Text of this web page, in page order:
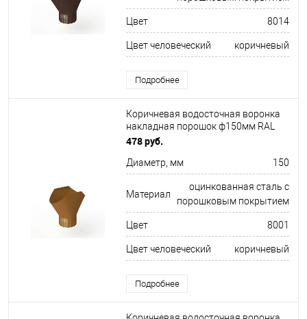
Цвет 8014
Цвет человеческий коричневый
Подробнее
Коричневая водосточная воронка
накладная порошок ф150мм RAL
8001
478 руб.
Диаметр, мм 150
Материал
оцинкованная сталь с
порошковым покрытием
Цвет 8001
Цвет человеческий коричневый
Подробнее